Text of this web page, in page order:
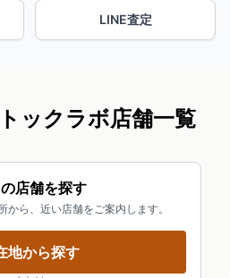
LINE査定
ックラボ店舗一覧
店舗を探す
から、近い店舗をご案内します。
地から探す